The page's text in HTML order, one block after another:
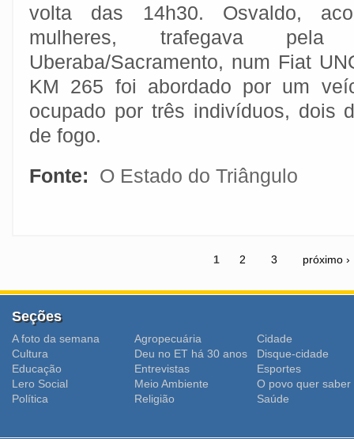
volta das 14h30. Osvaldo,
mulheres, trafegava pela
Uberaba/Sacramento, num Fiat
KM 265 foi abordado por um
ocupado por três indivíduos, dois
de fogo.
Fonte:
O Estado do Triângulo
1 2 3 próximo ›
Seções
A foto da semana Agropecuária
Cidade
Cultura
Deu no ET há 30 anos
Disque-cidade
Educação
Entrevistas
Esportes
Lero Social
Meio Ambiente
O povo quer saber
Polí­tica
Religião Saúde